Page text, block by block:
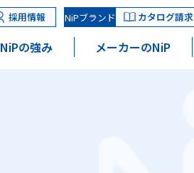
採用情報 NiPブランド カタログ請求
NiPの強み メーカーのNiP